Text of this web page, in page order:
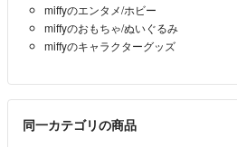
miffyのエンタメ/ホビー
miffyのおもちゃ/ぬいぐるみ
miffyのキャラクターグッズ
同一カテゴリの商品